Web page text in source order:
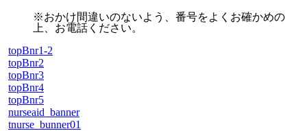
※おかけ間違いのないよう、番号をよくお確かめの
上、お電話ください。
topBnr1-2
topBnr2
topBnr3
topBnr4
topBnr5
nurseaid_banner
tnurse_bunner01